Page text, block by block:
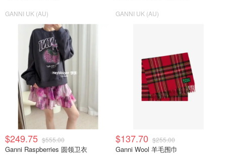
GANNI UK (AU) GANNI UK (AU)
$249.75 $555.00
Ganni Raspberries 圆领卫衣
$137.70 $255.00
Ganni Wool 羊毛围巾